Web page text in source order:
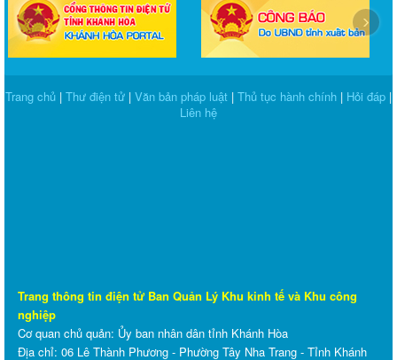
‹ ›
Trang chủ | Thư điện tử | Văn bản pháp luật | Thủ tục hành chính | Hỏi đáp |
Liên hệ
Trang thông tin điện tử Ban Quản Lý Khu kinh tế và Khu công
nghiệp
Cơ quan chủ quản: Ủy ban nhân dân tỉnh Khánh Hòa
Địa chỉ: 06 Lê Thành Phương - Phường Tây Nha Trang - Tỉnh Khánh